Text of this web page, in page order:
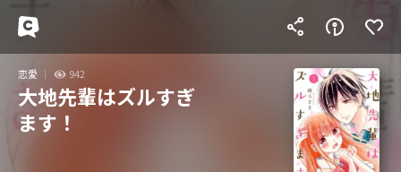
恋愛 942
大地先輩はズルすぎ
ます！